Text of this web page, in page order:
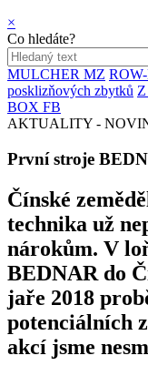
×
Co hledáte?
MULCHER MZ
posklizňových zbytků
BOX FB
AKTUALITY -
První stroje
Čínské
technika už
nárokům. V
BEDNAR do
jaře 2018
potenciálních
akcí jsme